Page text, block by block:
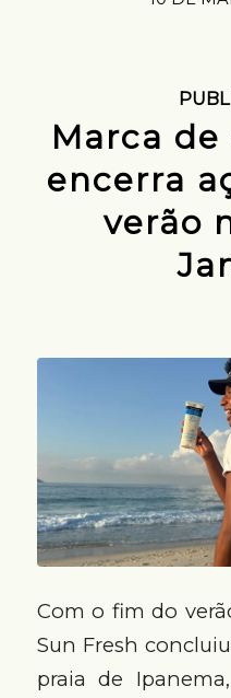
Marca
encerra
verão
Com o fim do
Sun Fresh
praia de